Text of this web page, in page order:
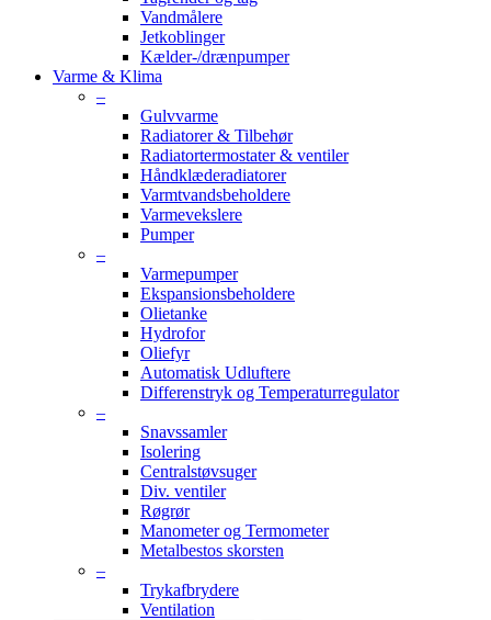
Vandmålere
Jetkoblinger
Kælder-/drænpumper
Varme & Klima
–
Gulvvarme
Radiatorer & Tilbehør
Radiatortermostater & ventiler
Håndklæderadiatorer
Varmtvandsbeholdere
Varmevekslere
Pumper
–
Varmepumper
Ekspansionsbeholdere
Olietanke
Hydrofor
Oliefyr
Automatisk Udluftere
Differenstryk og Temperaturregulator
–
Snavssamler
Isolering
Centralstøvsuger
Div. ventiler
Røgrør
Manometer og Termometer
Metalbestos skorsten
–
Trykafbrydere
Ventilation